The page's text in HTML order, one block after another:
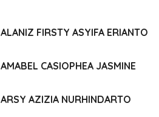
ALANIZ FIRSTY ASYIFA ERIANTO
AMABEL CASIOPHEA JASMINE
ARSY AZIZIA NURHINDARTO